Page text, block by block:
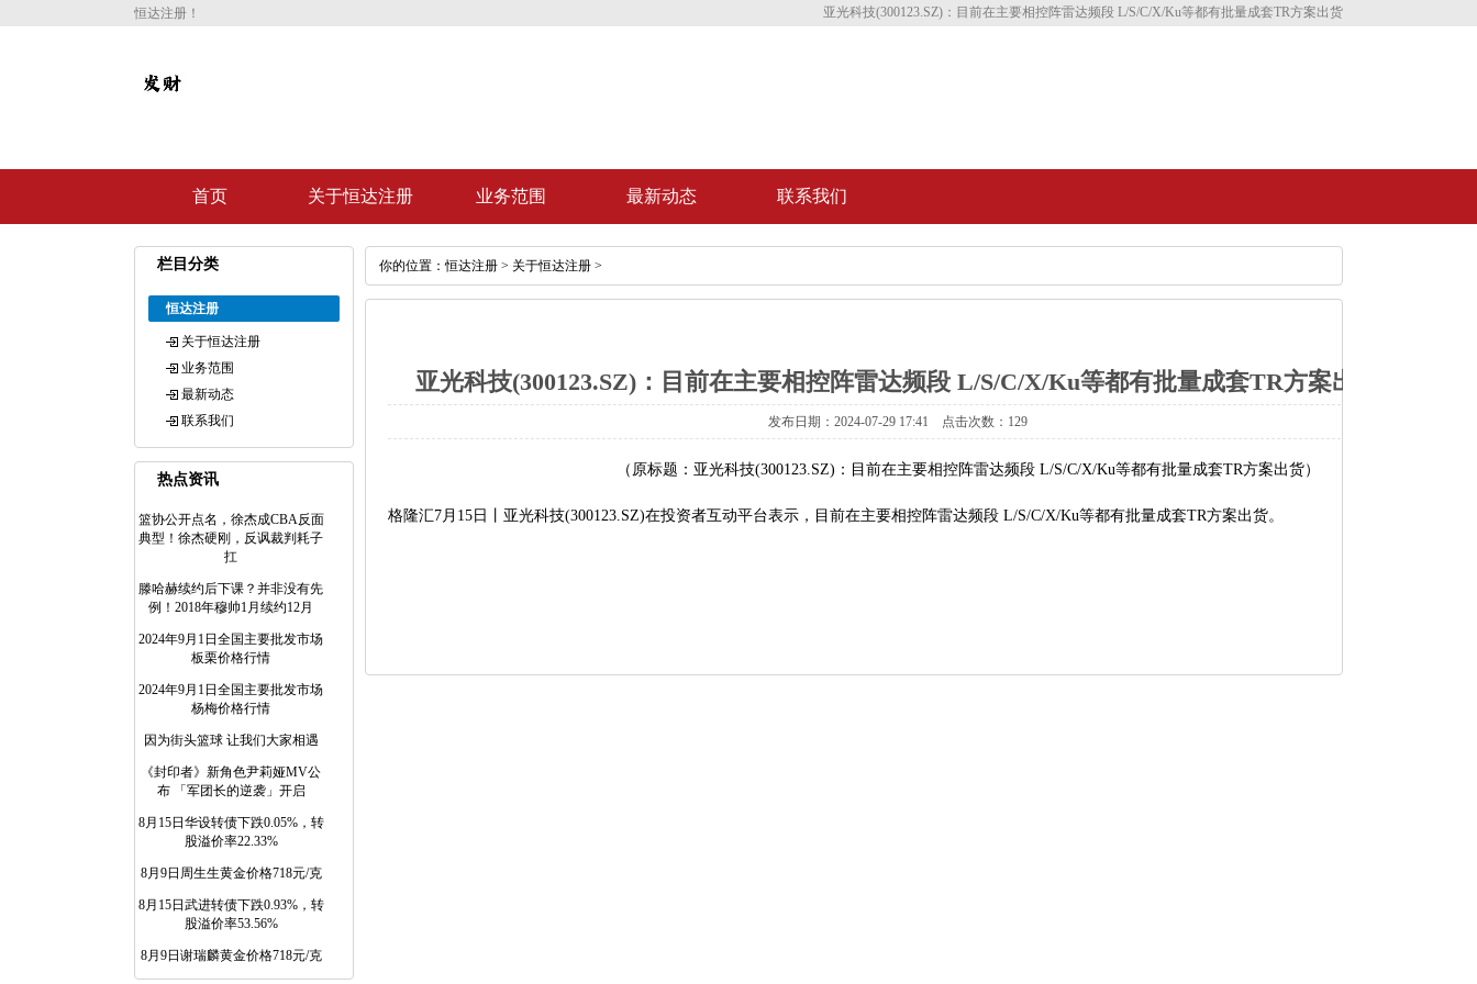
恒达注册！ 亚光科技(300123.SZ)：目前在主要相控阵雷达频段 L/S/C/X/Ku等都有批量成套TR方案出货
首页 关于恒达注册 业务范围 最新动态 联系我们
栏目分类
恒达注册
关于恒达注册
业务范围
最新动态
联系我们
热点资讯
篮协公开点名，徐杰成CBA反面
典型！徐杰硬刚，反讽裁判耗子
扛
滕哈赫续约后下课？并非没有先
例！2018年穆帅1月续约12月
2024年9月1日全国主要批发市场
板栗价格行情
2024年9月1日全国主要批发市场
杨梅价格行情
因为街头篮球 让我们大家相遇
《封印者》新角色尹莉娅MV公
布 「军团长的逆袭」开启
8月15日华设转债下跌0.05%，转
股溢价率22.33%
8月9日周生生黄金价格718元/克
8月15日武进转债下跌0.93%，转
股溢价率53.56%
8月9日谢瑞麟黄金价格718元/克
你的位置：恒达注册 > 关于恒达注册 >
亚光科技(300123.SZ)：目前在主要相控阵雷达频段 L/S/C/X/Ku等都有批量成套TR方案出货
发布日期：2024-07-29 17:41 点击次数：129
（原标题：亚光科技(300123.SZ)：目前在主要相控阵雷达频段 L/S/C/X/Ku等都有批量成套TR方案出货）
格隆汇7月15日丨亚光科技(300123.SZ)在投资者互动平台表示，目前在主要相控阵雷达频段 L/S/C/X/Ku等都有批量成套TR方案出货。